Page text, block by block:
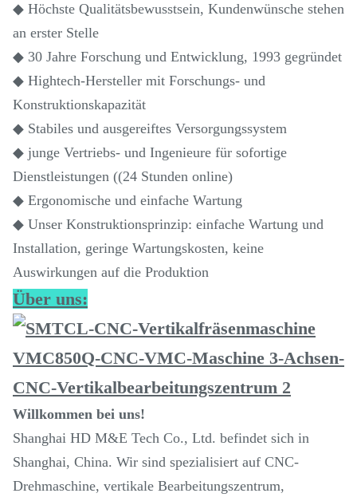
◆ Höchste Qualitätsbewusstsein, Kundenwünsche stehen
an erster Stelle
◆ 30 Jahre Forschung und Entwicklung, 1993 gegründet
◆ Hightech-Hersteller mit Forschungs- und
Konstruktionskapazität
◆ Stabiles und ausgereiftes Versorgungssystem
◆ junge Vertriebs- und Ingenieure für sofortige
Dienstleistungen ((24 Stunden online)
◆ Ergonomische und einfache Wartung
◆ Unser Konstruktionsprinzip: einfache Wartung und
Installation, geringe Wartungskosten, keine
Auswirkungen auf die Produktion
Über uns:
Willkommen bei uns!
Shanghai HD M&E Tech Co., Ltd. befindet sich in
Shanghai, China. Wir sind spezialisiert auf CNC-
Drehmaschine, vertikale Bearbeitungszentrum,